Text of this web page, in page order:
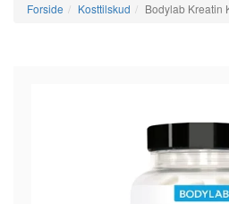
Forside Kosttilskud Bodylab Kreatin